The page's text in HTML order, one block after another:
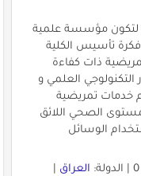
كلية التمريض عام 2013-2014 لتكون مؤسسة علمية
تأسيس الكلية
ذات كفاءة
العلمي و
خدمات تمريضية
الصحي اللائق
الوسائل
العراق|